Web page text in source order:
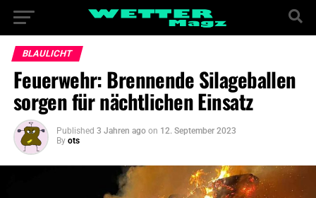
BLAULICHT
Feuerwehr: Brennende Silageballen
sorgen für nächtlichen Einsatz
Published 3 Jahren ago on 12. September 2023
By ots